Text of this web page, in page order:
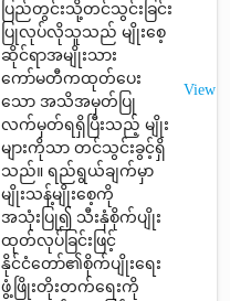
ပြည်တွင်းသို့တင်သွင်းခြင်း
ပြုလုပ်လိုသူသည် မျိုးစေ့
ဆိုင်ရာအမျိုးသား
ကော်မတီကထုတ်ပေး
သော အသိအမှတ်ပြု
လက်မှတ်ရရှိပြီးသည့် မျိုး
များကိုသာ တင်သွင်းခွင့်ရှိ
သည်။ ရည်ရွယ်ချက်မှာ
မျိုးသန့်မျိုးစေ့ကို
အသုံးပြု၍ သီးနှံစိုက်ပျိုး
ထုတ်လုပ်ခြင်းဖြင့်
နိုင်ငံတော်၏စိုက်ပျိုးရေး
ဖွံ့ဖြိုးတိုးတက်ရေးကို
View